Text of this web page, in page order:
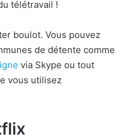
télétravail !
boulot. Vous pouvez
de détente comme
via Skype ou tout
vous utilisez